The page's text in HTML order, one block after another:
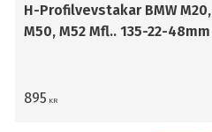
H-Profilvevstakar BMW M20,
M50, M52 Mfl.. 135-22-48mm
895 KR